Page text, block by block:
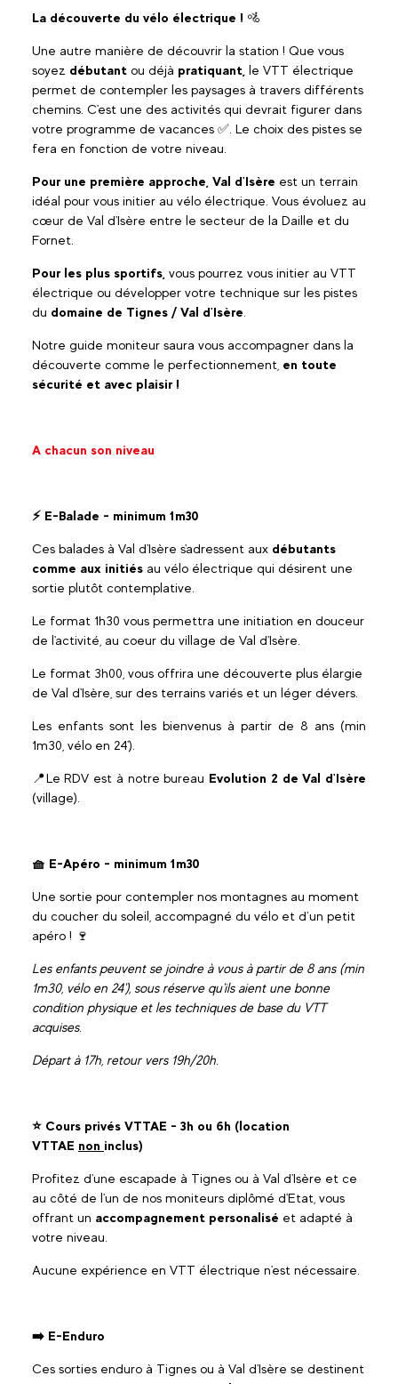
La découverte du vélo électrique ! 🚵
Une autre manière de découvrir la station ! Que vous
soyez débutant ou déjà pratiquant, le VTT électrique
permet de contempler les paysages à travers différents
chemins. C'est une des activités qui devrait figurer dans
votre programme de vacances ✅. Le choix des pistes se
fera en fonction de votre niveau.
Pour une première approche, Val d'Isère est un terrain
idéal pour vous initier au vélo électrique. Vous évoluez au
cœur de Val d'Isère entre le secteur de la Daille et du
Fornet.
Pour les plus sportifs, vous pourrez vous initier au VTT
électrique ou développer votre technique sur les pistes
du domaine de Tignes / Val d'Isère
Notre guide moniteur saura vous accompagner dans la
découverte comme le perfectionnement, en toute
sécurité et avec plaisir !
A chacun son niveau
⚡ E-Balade - minimum 1m30
Ces balades à Val d'Isère s'adressent aux débutants
comme aux initiés au vélo électrique qui désirent une
sortie plutôt contemplative.
Le format 1h30 vous permettra une initiation en douceur
de l'activité, au coeur du village de Val d'Isère.
Le format 3h00, vous offrira une découverte plus élargie
de Val d'Isère, sur des terrains variés et un léger dévers.
Les enfants sont les bienvenus à partir de 8 ans (min
1m30, vélo en 24').
📍Le RDV est à notre bureau Evolution 2 de Val d'Isère
(village).
🧺 E-Apéro - minimum 1m30
Une sortie pour contempler nos montagnes au moment
du coucher du soleil, accompagné du vélo et d’un petit
apéro ! 🍷
Les enfants peuvent se joindre à vous à partir de 8 ans (min
1m30, vélo en 24'), sous réserve qu'ils aient une bonne
condition physique et les techniques de base du VTT
acquises.
Départ à 17h, retour vers 19h/20h.
⭐ Cours privés VTTAE - 3h ou 6h (location
VTTAE non inclus)
Profitez d'une escapade à Tignes ou à Val d'Isère et ce
au côté de l'un de nos moniteurs diplômé d'Etat, vous
offrant un accompagnement personalisé et adapté à
votre niveau.
Aucune expérience en VTT électrique n'est nécessaire.
➡️ E-Enduro
Ces sorties enduro à Tignes ou à Val d'Isère se destinent